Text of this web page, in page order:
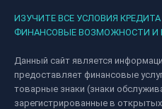
ИЗУЧИТЕ ВСЕ УСЛОВИЯ
ФИНАНСОВЫЕ ВОЗМОЖНОСТИ И
Данный сайт является
предоставляет финансовые
товарные знаки (знаки
зарегистрированные в